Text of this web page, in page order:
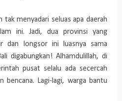
tak menyadari seluas apa daerah
ini. Jadi, dua provinsi yang
dan longsor ini luasnya sama
digabungkan! Alhamdulillah, di
pusat selalu ada secercah
bencana. Lagi-lagi, warga bantu